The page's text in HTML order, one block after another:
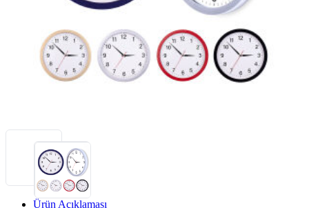
Ürün Açıklaması